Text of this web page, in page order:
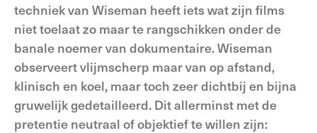
techniek van Wiseman heeft iets wat zijn films
niet toelaat zo maar te rangschikken onder de
banale noemer van dokumentaire. Wiseman
observeert vlijmscherp maar van op afstand,
klinisch en koel, maar toch zeer dichtbij en bijna
gruwelijk gedetailleerd. Dit allerminst met de
pretentie neutraal of objektief te willen zijn: